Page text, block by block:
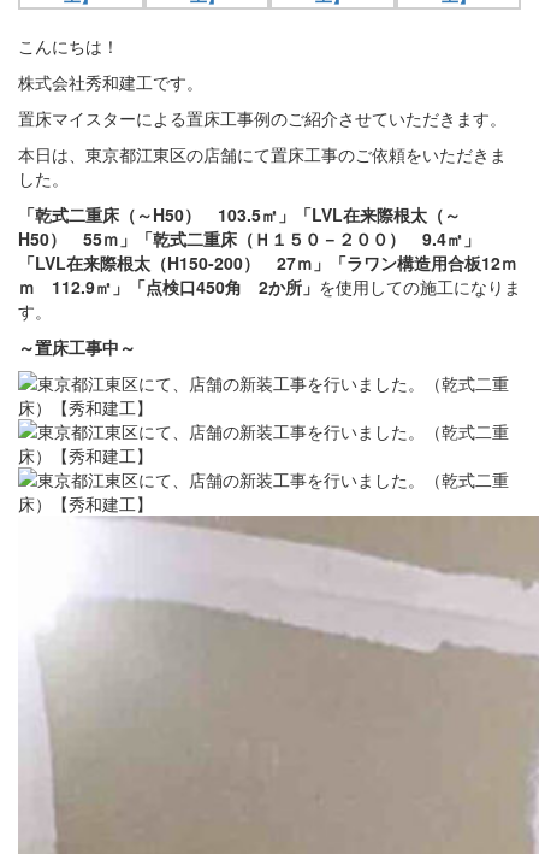
こんにちは！
株式会社秀和建工です。
置床マイスターによる置床工事例のご紹介させていただきます。
本日は、東京都江東区の店舗にて置床工事のご依頼をいただきま
した。
「乾式二重床（～H50） 103.5㎡」「LVL在来際根太（～
H50） 55ｍ」「乾式二重床（Ｈ１５０－２００） 9.4㎡」
「LVL在来際根太（H150-200） 27ｍ」「ラワン構造用合板12ｍ
ｍ 112.9㎡」「点検口450角 2か所」 を使用しての施工になりま
す。
～置床工事中 ～